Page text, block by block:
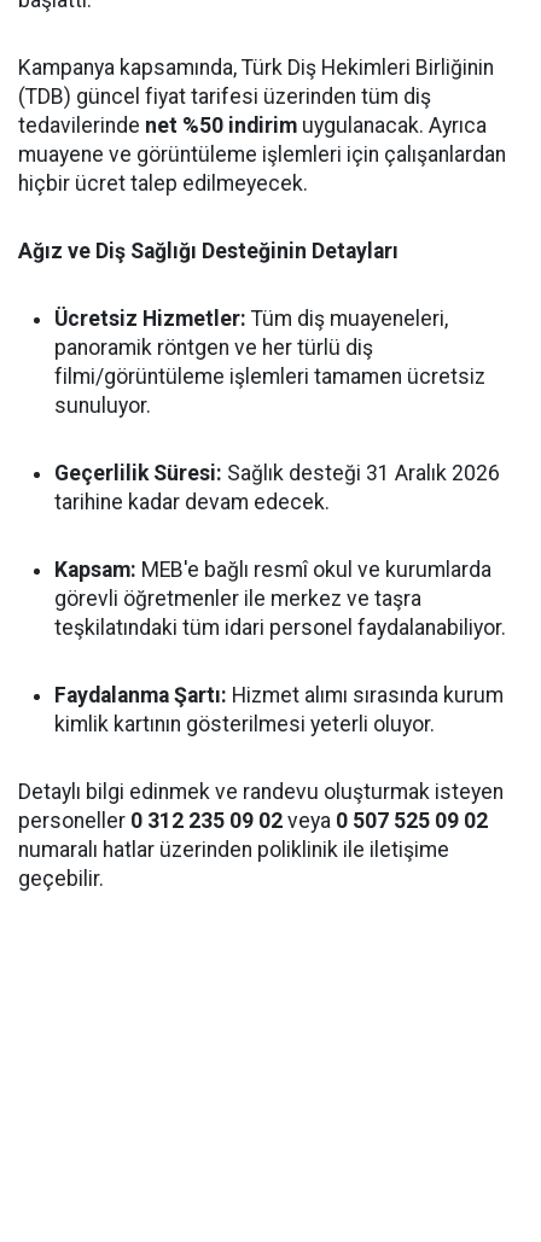
Kampanya kapsamında, Türk Diş Hekimleri Birliğinin
(TDB) güncel fiyat tarifesi üzerinden tüm diş
tedavilerinde net %50 indirim uygulanacak. Ayrıca
muayene ve görüntüleme işlemleri için çalışanlardan
hiçbir ücret talep edilmeyecek.
Ağız ve Diş Sağlığı Desteğinin Detayları
Ücretsiz Hizmetler: Tüm diş muayeneleri,
panoramik röntgen ve her türlü diş
filmi/görüntüleme işlemleri tamamen ücretsiz
sunuluyor.
Geçerlilik Süresi: Sağlık desteği 31 Aralık 2026
tarihine kadar devam edecek.
Kapsam: MEB'e bağlı resmî okul ve kurumlarda
görevli öğretmenler ile merkez ve taşra
teşkilatındaki tüm idari personel faydalanabiliyor.
Faydalanma Şartı: Hizmet alımı sırasında kurum
kimlik kartının gösterilmesi yeterli oluyor.
Detaylı bilgi edinmek ve randevu oluşturmak isteyen
personeller 0 312 235 09 02 veya 0 507 525 09 02
numaralı hatlar üzerinden poliklinik ile iletişime
geçebilir.